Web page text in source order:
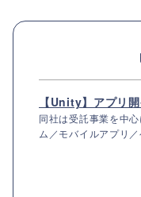
【Unity】アプリ
同社は受託事業を中
ム／モバイルアプリ